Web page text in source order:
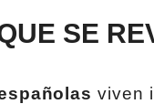
SE
viven